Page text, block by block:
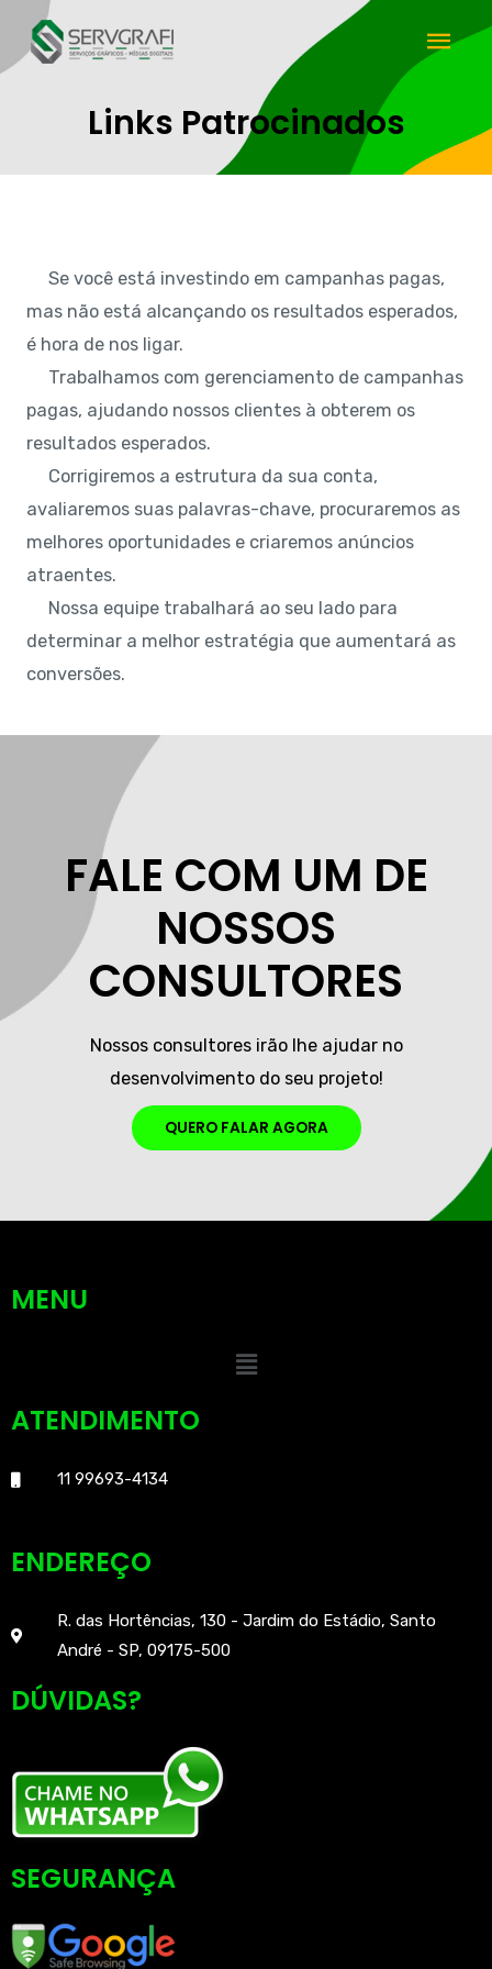
Links Patrocinados
Se você está investindo em campanhas pagas,
mas não está alcançando os resultados esperados,
é hora de nos ligar.
Trabalhamos com gerenciamento de campanhas
pagas, ajudando nossos clientes à obterem os
resultados esperados.
Corrigiremos a estrutura da sua conta,
avaliaremos suas palavras-chave, procuraremos as
melhores oportunidades e criaremos anúncios
atraentes.
Nossa equipe trabalhará ao seu lado para
determinar a melhor estratégia que aumentará as
conversões.
FALE COM UM DE
NOSSOS
CONSULTORES
Nossos consultores irão lhe ajudar no
desenvolvimento do seu projeto!
QUERO FALAR AGORA
MENU
ATENDIMENTO
11 99693-4134
ENDEREÇO
R. das Hortências, 130 - Jardim do Estádio, Santo
André - SP, 09175-500
DÚVIDAS?
SEGURANÇA